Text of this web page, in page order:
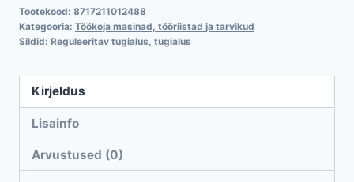
kg
kogus
Tootekood: 8717211012488
Kategooria: Töökoja masinad, tööriistad ja tarvikud
Sildid: Reguleeritav tugialus tugialus
Kirjeldus
Lisainfo
Arvustused (0)